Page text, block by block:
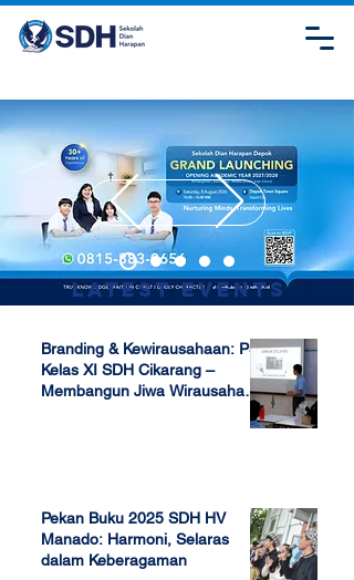
Latest Events
Branding & Kewirausahaan: P5
Kelas XI SDH Cikarang –
Membangun Jiwa Wirausaha
Pekan Buku 2025 SDH HV
Manado: Harmoni, Selaras
dalam Keberagaman